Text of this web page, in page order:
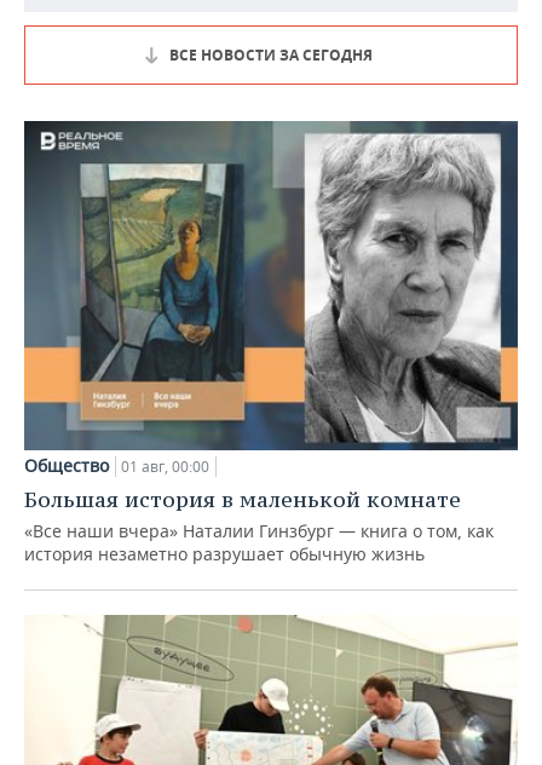
ВСЕ НОВОСТИ ЗА СЕГОДНЯ
Общество 01 авг, 00:00
Большая история в маленькой комнате
«Все наши вчера» Наталии Гинзбург — книга о том, как
история незаметно разрушает обычную жизнь